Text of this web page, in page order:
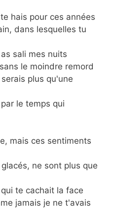
hais pour ces années
dans lesquelles tu
sali mes nuits
le moindre remord
plus qu'une
le temps qui
mais ces sentiments
ne sont plus que
te cachait la face
jamais je ne t'avais